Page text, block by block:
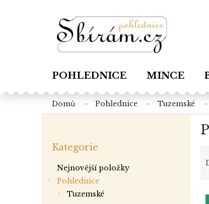
POHLEDNICE MINCE
domů pohlednice tuzemské
kategorie
Kategorie
Nejnovější položky
Pohlednice
tuzemské
nV